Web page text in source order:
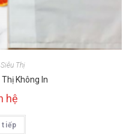
Thị
Không In
hệ
tiếp